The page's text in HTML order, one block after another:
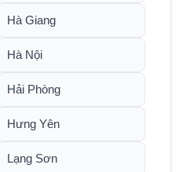
Hà Giang
Hà Nội
Hải Phòng
Hưng Yên
Lạng Sơn